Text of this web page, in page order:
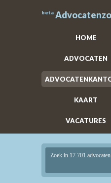
beta
HOME
ADVOCATEN
KAART
VACATURES
Zoek in 17.701